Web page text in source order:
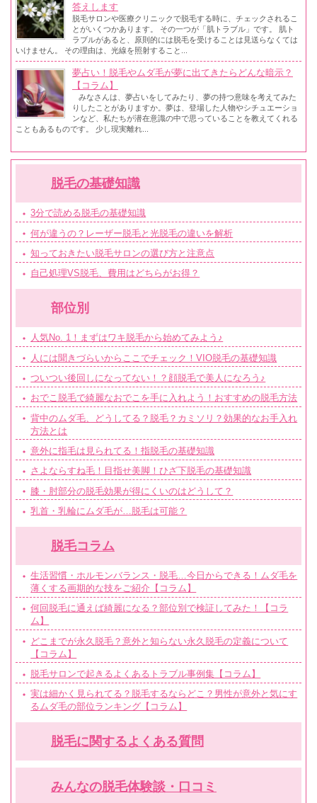
答えします
脱毛サロンや医療クリニックで脱毛する時に、チェックされるこ
とがいくつかあります。 その一つが「肌トラブル」です。 肌ト
ラブルがあると、原則的には脱毛を受けることは見送らなくては
いけません。 その理由は、光線を照射すること...
夢占い！脱毛やムダ毛が夢に出てきたらどんな暗示？
【コラム】
みなさんは、夢占いをしてみたり、夢の持つ意味を考えてみた
りしたことがありますか。夢は、登場した人物やシチュエーショ
ンなど、私たちが潜在意識の中で思っていることを教えてくれる
こともあるものです。 少し現実離れ...
脱毛の基礎知識
3分で読める脱毛の基礎知識
何が違うの？レーザー脱毛と光脱毛の違いを解析
知っておきたい脱毛サロンの選び方と注意点
自己処理VS脱毛、費用はどちらがお得？
部位別
人気No. 1！まずはワキ脱毛から始めてみよう♪
人には聞きづらいからここでチェック！VIO脱毛の基礎知識
ついつい後回しになってない！？顔脱毛で美人になろう♪
おでこ脱毛で綺麗なおでこを手に入れよう！おすすめの脱毛方法
背中のムダ毛、どうしてる？脱毛？カミソリ？効果的なお手入れ
方法とは
意外に指毛は見られてる！指脱毛の基礎知識
さよならすね毛！目指せ美脚！ひざ下脱毛の基礎知識
膝・肘部分の脱毛効果が得にくいのはどうして？
乳首・乳輪にムダ毛が…脱毛は可能？
脱毛コラム
生活習慣・ホルモンバランス・脱毛…今日からできる！ムダ毛を
薄くする画期的な技をご紹介【コラム】
何回脱毛に通えば綺麗になる？部位別で検証してみた！【コラ
ム】
どこまでが永久脱毛？意外と知らない永久脱毛の定義について
【コラム】
脱毛サロンで起きるよくあるトラブル事例集【コラム】
実は細かく見られてる？脱毛するならどこ？男性が意外と気にす
るムダ毛の部位ランキング【コラム】
脱毛に関するよくある質問
みんなの脱毛体験談・口コミ